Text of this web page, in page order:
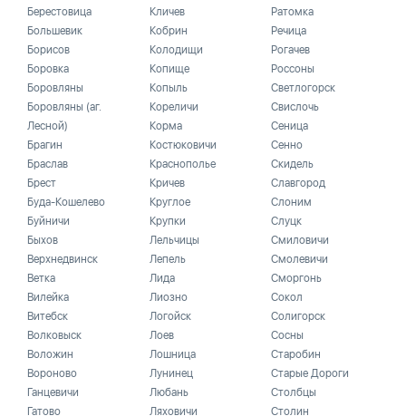
Берестовица
Большевик
Борисов
Боровка
Боровляны
Боровляны (аг.
Лесной)
Брагин
Браслав
Брест
Буда-Кошелево
Буйничи
Быхов
Верхнедвинск
Ветка
Вилейка
Витебск
Волковыск
Воложин
Вороново
Ганцевичи
Гатово
Кличев
Кобрин
Колодищи
Копище
Копыль
Кореличи
Корма
Костюковичи
Краснополье
Кричев
Круглое
Крупки
Лельчицы
Лепель
Лида
Лиозно
Логойск
Лоев
Лошница
Лунинец
Любань
Ляховичи
Ратомка
Речица
Рогачев
Россоны
Светлогорск
Свислочь
Сеница
Сенно
Скидель
Славгород
Слоним
Слуцк
Смиловичи
Смолевичи
Сморгонь
Сокол
Солигорск
Сосны
Старобин
Старые Дороги
Столбцы
Столин